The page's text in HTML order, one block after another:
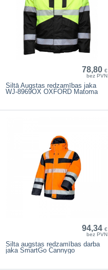
78,80 €
bez PVN
Siltā Augstas redzamības jaka
WJ-8969OX OXFORD Matoma
94,34 €
bez PVN
Silta augstas redzamības darba
jaka SmartGo Cannygo